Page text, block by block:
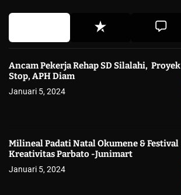
Ancam Pekerja Rehap SD Silalahi, Proyek
Stop, APH Diam
Januari 5, 2024
Milineal Padati Natal Okumene & Festival
Kreativitas Parbato -Junimart
Januari 5, 2024